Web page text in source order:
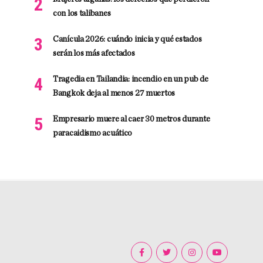
con los talibanes
Canícula 2026: cuándo inicia y qué estados
serán los más afectados
Tragedia en Tailandia: incendio en un pub de
Bangkok deja al menos 27 muertos
Empresario muere al caer 30 metros durante
paracaidismo acuático